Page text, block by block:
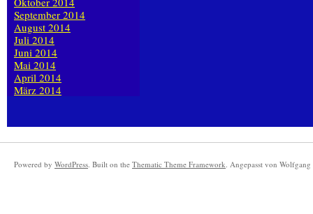
September 2014
August 2014
Juli 2014
Juni 2014
Mai 2014
April 2014
März 2014
Powered by WordPress. Built on the Thematic Theme Framework. Angepasst von